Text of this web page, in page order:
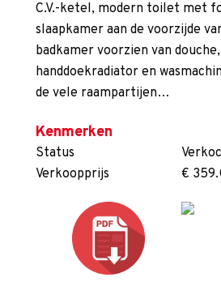
C.V.-ketel, modern toilet met
slaapkamer aan de voorzijde
badkamer voorzien van
handdoekradiator en
de vele raampartijen…
Kenmerken
Status
Verkoopprijs
€